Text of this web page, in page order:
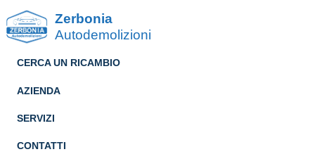
Zerbonia
Autodemolizioni
CERCA UN RICAMBIO
AZIENDA
SERVIZI
CONTATTI